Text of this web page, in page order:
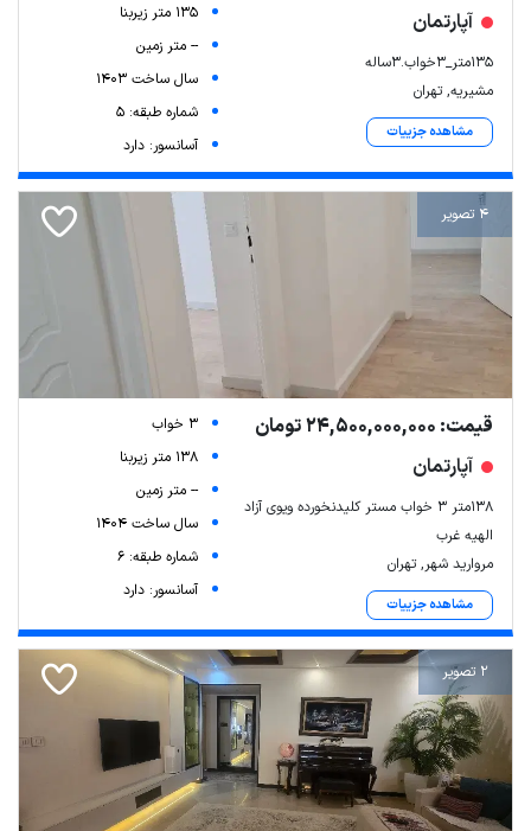
آپارتمان
135متر_3خواب.3ساله
مشیریه, تهران
مشاهده جزییات
135 متر زیربنا
-- متر زمین
سال ساخت 1403
شماره طبقه: 5
آسانسور: دارد
4 تصویر
قیمت: 24,500,000,000 تومان
آپارتمان
۱۳۸متر ۳ خواب مستر کلیدنخورده ویوی آزاد
الهیه غرب
مروارید شهر, تهران
مشاهده جزییات
3 خواب
138 متر زیربنا
-- متر زمین
سال ساخت 1404
شماره طبقه: 6
آسانسور: دارد
2 تصویر